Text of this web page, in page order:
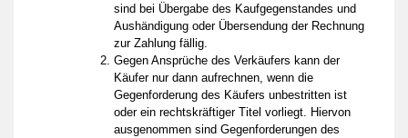
sind bei Übergabe des Kaufgegenstandes und
Aushändigung oder Übersendung der Rechnung
zur Zahlung fällig.
Gegen Ansprüche des Verkäufers kann der
Käufer nur dann aufrechnen, wenn die
Gegenforderung des Käufers unbestritten ist
oder ein rechtskräftiger Titel vorliegt. Hiervon
ausgenommen sind Gegenforderungen des